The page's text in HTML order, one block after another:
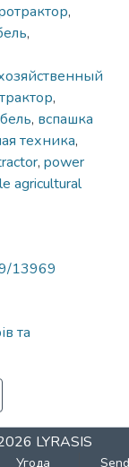
,
,
,
, вспашка
техника,
, power
agricultural
13969
та
LYRASIS
Угода Send